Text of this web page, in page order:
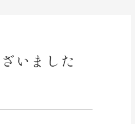
いました